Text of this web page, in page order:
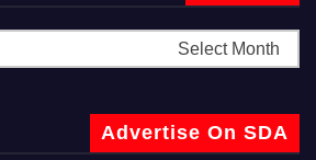
Advertise On SDA